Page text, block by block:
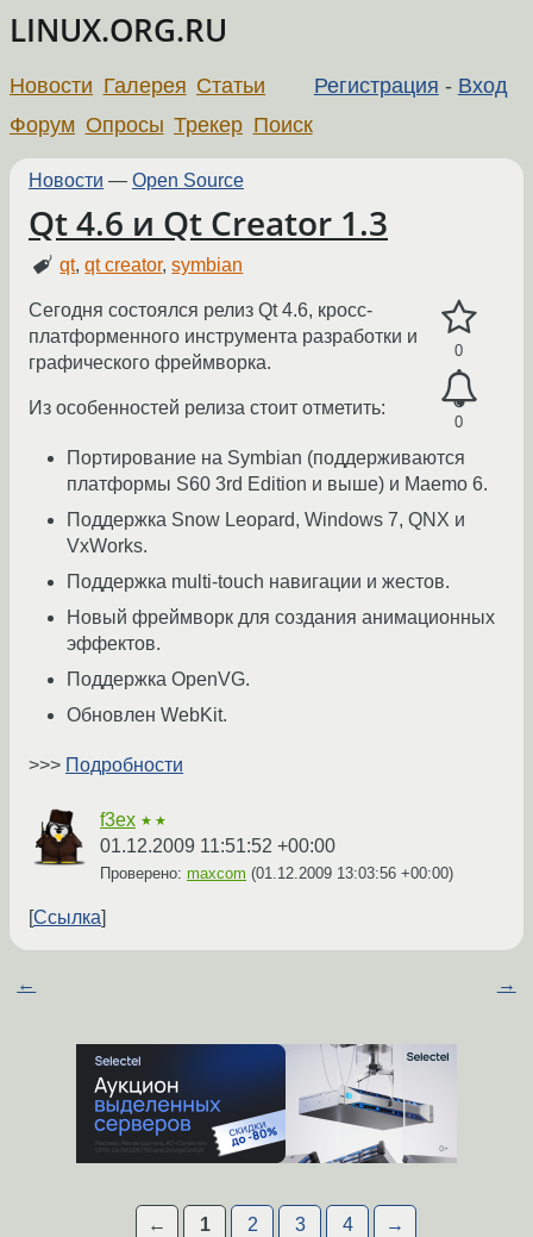
LINUX.ORG.RU
Регистрация - Вход
Новости Галерея Статьи
Форум Опросы Трекер Поиск
Новости — Open Source
Qt 4.6 и Qt Creator 1.3
qt,qt creator,symbian
0
0
Сегодня состоялся релиз Qt 4.6, кросс-
платформенного инструмента разработки и
графического фреймворка.
Из особенностей релиза стоит отметить:
Портирование на Symbian (поддерживаются
платформы S60 3rd Edition и выше) и Maemo 6.
Поддержка Snow Leopard, Windows 7, QNX и
VxWorks.
Поддержка multi-touch навигации и жестов.
Новый фреймворк для создания анимационных
эффектов.
Поддержка OpenVG.
Обновлен WebKit.
>>> Подробности
f3ex ★★
01.12.2009 11:51:52 +00:00
Проверено: maxcom (01.12.2009 13:03:56 +00:00)
Ссылка
← →
← 1 2 3 4 →